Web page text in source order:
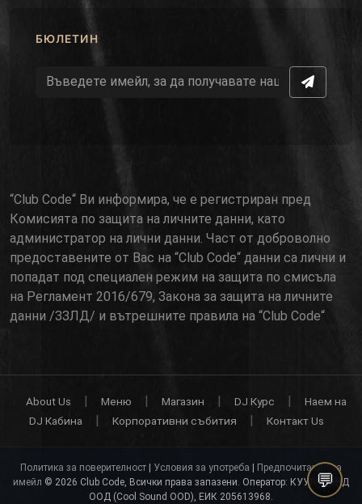
БЮЛЕТИН
“Club Code“ Ви информира, че е регистриран пред
Комисията по защита на личните данни, като
администратор на лични данни. Част от доброволно
предоставените от Вас на “Club Code“ данни са лични и
попадат под специален режим на защита по смисъла
на Регламент 2016/679, Закона за защита на личните
данни /ЗЗЛД/ и вътрешните правила на “Club Code“
About Us | Меню | Магазин | DJ Курс |
Наем на
DJ Кабина
| Корпоративни събития | Контакт Us
Политика за поверителност | Условия за употреба | Предпочитания за
имейл © 2026 Club Code, Всички права запазени. Оператор: КУУЛСАУНД
ООД (Cool Sound OOD), ЕИК 205613968.